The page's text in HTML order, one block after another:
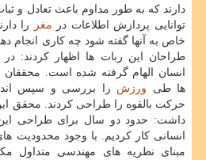
دارند كه به طور مداوم باعث تعادل و
توانایی پردازش اطلاعات در مغز
را
خاص به آنها گفته شود چه كاری انجام
طراحان این ربات ها اظهار كردند:
انسان الهام گرفته شده است.
ها طی ورزش را بررسی و سپس
حركت بالقوه را طراحی كردند. محقق
داشت: حدود دو سال برای طراحی این
انسانی كار كردیم. با وجود محدودیت
مبنای نظریه های مهندسی متداول